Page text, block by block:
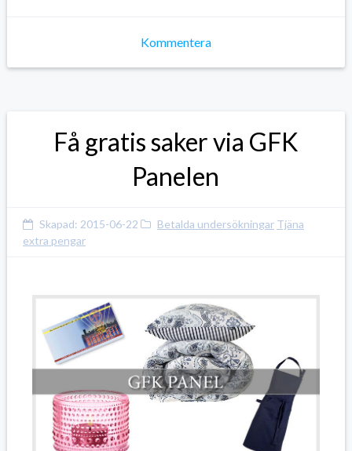
Kommentera
Få gratis saker via GFK
Panelen
Skapad: 2015-06-22 Betalda undersökningar Tjäna
extra pengar